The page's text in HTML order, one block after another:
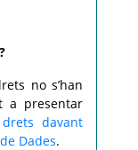
no s’han
a presentar
davant
Dades.